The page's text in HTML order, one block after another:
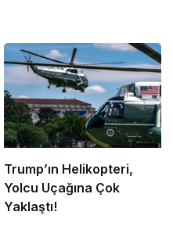
Trump’ın Helikopteri,
Yolcu Uçağına Çok
Yaklaştı!